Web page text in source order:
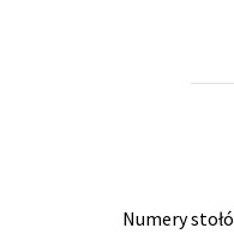
Numery